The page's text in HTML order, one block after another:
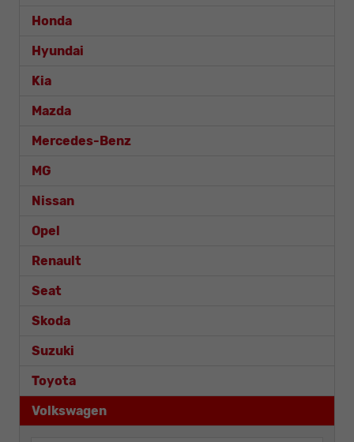
Honda
Hyundai
Kia
Mazda
Mercedes-Benz
MG
Nissan
Opel
Renault
Seat
Skoda
Suzuki
Toyota
Volkswagen